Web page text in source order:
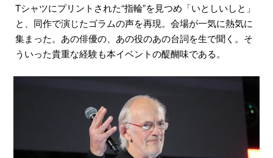
Tシャツにプリントされた“指輪”を見つめ「いとしいしと」
と、同作で演じたゴラムの声を再現。会場が一気に熱気に
集まった。あの俳優の、あの役のあの台詞を生で聞く。そ
ういった貴重な経験も本イベントの醍醐味である。